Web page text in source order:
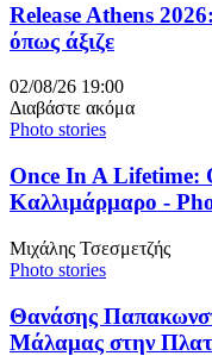
Release Athens
όπως άξιζε
02/08/26 19:00
Διαβάστε ακόμα
Photo stories
Once In A Lifetime:
Καλλιμάρμαρο -
Μιχάλης Τσεσμετζής
Photo stories
Θανάσης
Μάλαμας στην